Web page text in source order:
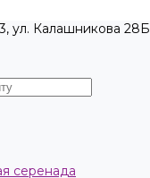
ул. Калашникова 28Б